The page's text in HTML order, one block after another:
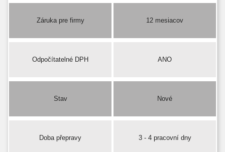
Záruka pre firmy 12 mesiacov
Odpočítatelné DPH ANO
Stav Nové
Doba přepravy 3 - 4 pracovní dny